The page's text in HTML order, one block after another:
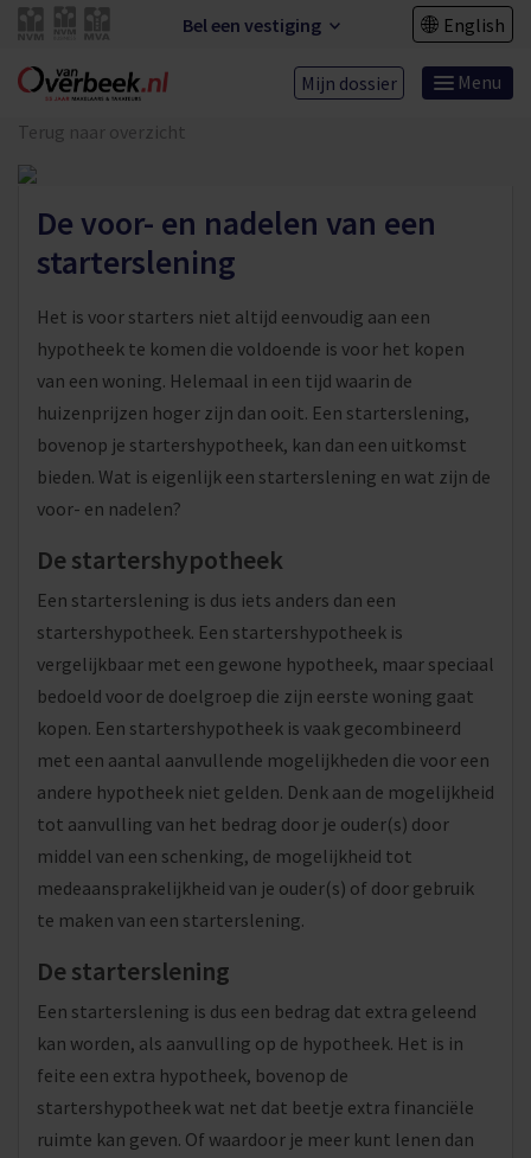
Bel een vestiging English
Mijn dossier Menu
Terug naar overzicht
De voor- en nadelen van een
starterslening
Het is voor starters niet altijd eenvoudig aan een
hypotheek te komen die voldoende is voor het kopen
van een woning. Helemaal in een tijd waarin de
huizenprijzen hoger zijn dan ooit. Een starterslening,
bovenop je startershypotheek, kan dan een uitkomst
bieden. Wat is eigenlijk een starterslening en wat zijn de
voor- en nadelen?
De startershypotheek
Een starterslening is dus iets anders dan een
startershypotheek. Een startershypotheek is
vergelijkbaar met een gewone hypotheek, maar speciaal
bedoeld voor de doelgroep die zijn eerste woning gaat
kopen. Een startershypotheek is vaak gecombineerd
met een aantal aanvullende mogelijkheden die voor een
andere hypotheek niet gelden. Denk aan de mogelijkheid
tot aanvulling van het bedrag door je ouder(s) door
middel van een schenking, de mogelijkheid tot
medeaansprakelijkheid van je ouder(s) of door gebruik
te maken van een starterslening.
De starterslening
Een starterslening is dus een bedrag dat extra geleend
kan worden, als aanvulling op de hypotheek. Het is in
feite een extra hypotheek, bovenop de
startershypotheek wat net dat beetje extra financiële
ruimte kan geven. Of waardoor je meer kunt lenen dan